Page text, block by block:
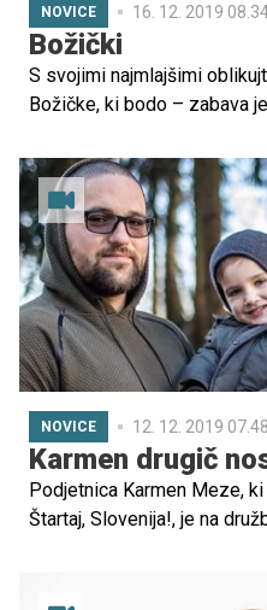
NOVICE 16. 12. 2019
Božički
S svojimi najmlajšimi
Božičke, ki bodo – zabava
NOVICE 12. 12. 2019 07.48
Karmen drugič
Podjetnica Karmen Meze,
Štartaj, Slovenija!, je na